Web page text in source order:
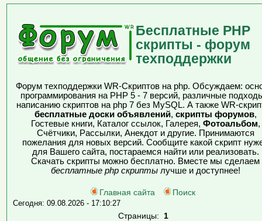
Бесплатные PHP
скрипты - форум
техподдержки
Форум техподдержки WR-Скриптов на php. Обсуждаем:
программирования на PHP 5 - 7 версий, различные
написанию скриптов на php 7 без MySQL. А также WR-
бесплатные доски объявлений, скрипты форумов,
Гостевые книги, Каталог ссылок, Галерея, Фотоальбом,
Счётчики, Рассылки, Анекдот и другие. Принимаются
пожелания для новых версий. Сообщите какой скрипт
для Вашего сайта, постараемся найти или реализовать.
Скачать скрипты можно бесплатно. Вместе мы сделаем
бесплатные php скриптылучше и доступнее!
Главная сайта Поиск
Сегодня: 09.08.2026 - 17:10:27
Страницы: 1